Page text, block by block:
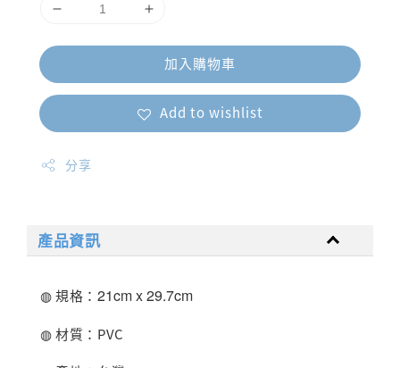
加入購物車
Add to wishlist
分享
產品資訊
◍ 規格： 21cm x 29.7cm
◍ 材質：PVC